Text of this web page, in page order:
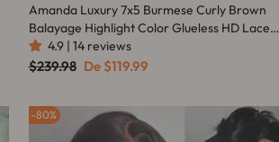
Amanda Luxury 7x5 Burmese Curly Brown
Balayage Highlight Color Glueless HD Lace
Human Hair Wig Flash Sale
4.9 | 14 reviews
Precio
$239.98 Precio
De $119.99
80%